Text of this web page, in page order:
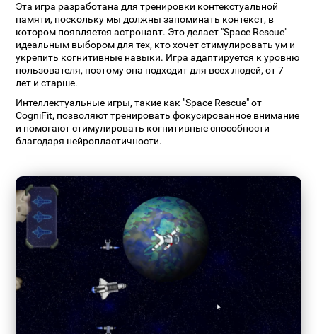
Эта игра разработана для тренировки контекстуальной
памяти, поскольку мы должны запоминать контекст, в
котором появляется астронавт. Это делает "Space Rescue"
идеальным выбором для тех, кто хочет стимулировать ум и
укрепить когнитивные навыки. Игра адаптируется к уровню
пользователя, поэтому она подходит для всех людей, от 7
лет и старше.
Интеллектуальные игры, такие как "Space Rescue" от
CogniFit, позволяют тренировать фокусированное внимание
и помогают стимулировать когнитивные способности
благодаря нейропластичности.